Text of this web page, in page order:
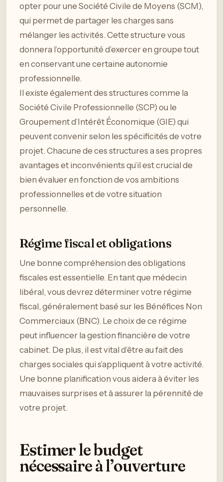
opter pour une Société Civile de Moyens (SCM),
qui permet de partager les charges sans
mélanger les activités. Cette structure vous
donnera l’opportunité d’exercer en groupe tout
en conservant une certaine autonomie
professionnelle.
Il existe également des structures comme la
Société Civile Professionnelle (SCP) ou le
Groupement d’Intérêt Économique (GIE) qui
peuvent convenir selon les spécificités de votre
projet. Chacune de ces structures a ses propres
avantages et inconvénients qu’il est crucial de
bien évaluer en fonction de vos ambitions
professionnelles et de votre situation
personnelle.
Régime fiscal et obligations
Une bonne compréhension des obligations
fiscales est essentielle. En tant que médecin
libéral, vous devrez déterminer votre régime
fiscal, généralement basé sur les Bénéfices Non
Commerciaux (BNC). Le choix de ce régime
peut influencer la gestion financière de votre
cabinet. De plus, il est vital d’être au fait des
charges sociales qui s’appliquent à votre activité.
Une bonne planification vous aidera à éviter les
mauvaises surprises et à assurer la pérennité de
votre projet.
Estimer le budget
nécessaire à l’ouverture